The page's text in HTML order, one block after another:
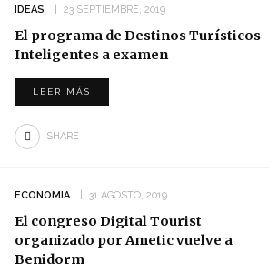
IDEAS 23 SEPTIEMBRE, 2019
El programa de Destinos Turísticos
Inteligentes a examen
LEER MÁS
SHARE
ECONOMIA 31 AGOSTO, 2019
El congreso Digital Tourist
organizado por Ametic vuelve a
Benidorm